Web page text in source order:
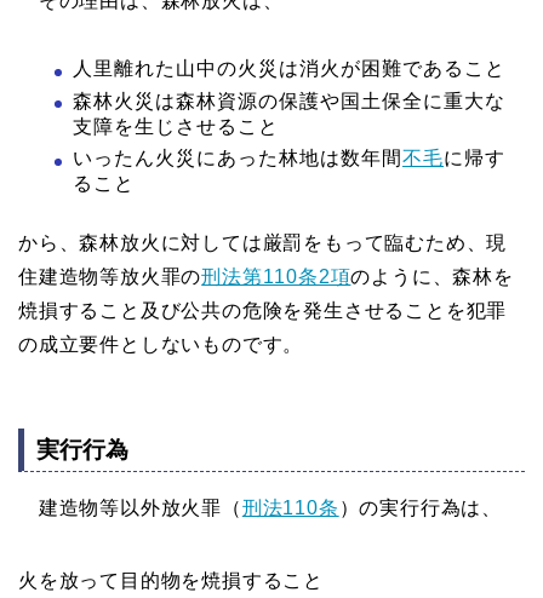
人里離れた山中の火災は消火が困難であること
森林火災は森林資源の保護や国土保全に重大な
支障を生じさせること
いったん火災にあった林地は数年間不毛に帰す
ること
から、森林放火に対しては厳罰をもって臨むため、現
住建造物等放火罪の刑法第110条2項のように、森林を
焼損すること及び公共の危険を発生させることを犯罪
の成立要件としないものです。
実行行為
建造物等以外放火罪（刑法110条 ）の実行行為は、
火を放って目的物を焼損すること